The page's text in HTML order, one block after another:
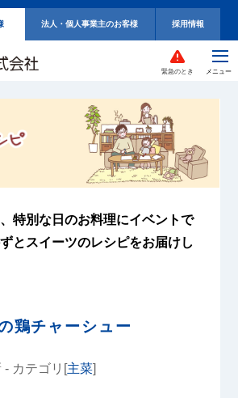
法人・個人事業主のお客様 採用情報
緊急のとき
特別な日のお料理にイベントで
とスイーツのレシピをお届けし
鶏チャーシュー
- カテゴリ[主菜]